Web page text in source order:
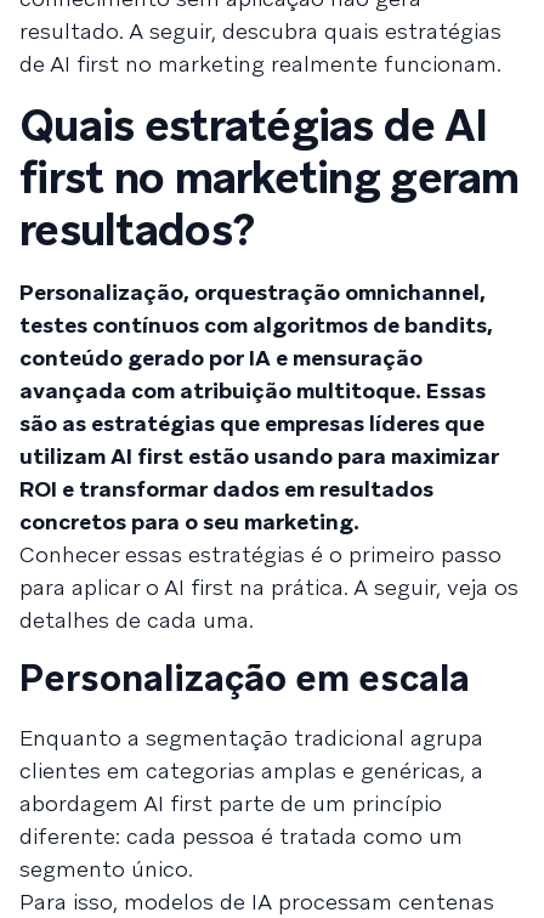
resultado. A seguir, descubra quais estratégias
de AI first no marketing realmente funcionam.
Quais estratégias de AI
first no marketing geram
resultados?
Personalização, orquestração omnichannel,
testes contínuos com algoritmos de bandits,
conteúdo gerado por IA e mensuração
avançada com atribuição multitoque. Essas
são as estratégias que empresas líderes que
utilizam AI first estão usando para maximizar
ROI e transformar dados em resultados
concretos para o seu marketing.
Conhecer essas estratégias é o primeiro passo
para aplicar o AI first na prática. A seguir, veja os
detalhes de cada uma.
Personalização em escala
Enquanto a segmentação tradicional agrupa
clientes em categorias amplas e genéricas, a
abordagem AI first parte de um princípio
diferente: cada pessoa é tratada como um
segmento único.
Para isso, modelos de IA processam centenas